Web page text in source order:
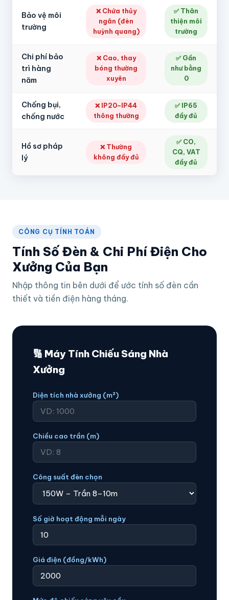
Bảo vệ môi
trường
❌ Chứa thủy
ngân (đèn
huỳnh quang)
✅ Thân
thiện môi
trường
Chi phí bảo
trì hàng
năm
❌ Cao, thay
bóng thường
xuyên
✅ Gần
như bằng
0
Chống bụi,
chống nước
❌ IP20–IP44
thông thường
✅ IP65
đầy đủ
Hồ sơ pháp
lý
❌ Thường
không đầy đủ
✅ CO,
CQ, VAT
đầy đủ
CÔNG CỤ TÍNH TOÁN
Tính Số Đèn & Chi Phí Điện Cho
Xưởng Của Bạn
Nhập thông tin bên dưới để ước tính số đèn cần
thiết và tiền điện hàng tháng.
🔢 Máy Tính Chiếu Sáng Nhà
Xưởng
Diện tích nhà xưởng (m²)
Chiều cao trần (m)
Công suất đèn chọn
Số giờ hoạt động mỗi ngày
Giá điện (đồng/kWh)